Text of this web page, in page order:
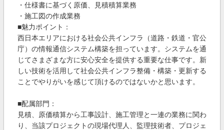
・仕様書に基づく原価、見積積算業務
・施工図の作成業務
■魅力ポイント：
西日本エリアにおける社会公共インフラ（道路・鉄道・官公
庁）の情報通信システム構築を担っています。システムを通
じてさまざまな方に安心安全を提供する重要な仕事です。新
しい技術を活用して社会公共インフラ整備・構築・更新する
ことでやりがいを感じて頂けるのではないかと思います。
■配属部門：
見積、原価積算から工事設計、施工管理と一連の業務に関わ
り、当該プロジェクトの現場代理人、監理技術者、プロジェ